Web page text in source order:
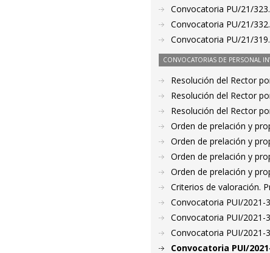
Convocatoria PU/21/
Convocatoria PU/21/
Convocatoria PU/21/
CONVOCATORIAS DE PERSONAL
Resolución del Rector
Resolución del Rector
Resolución del Rector
Orden de prelación y
Orden de prelación y
Orden de prelación y
Orden de prelación y
Criterios de valoración.
Convocatoria PUI/
Convocatoria PUI/
Convocatoria PUI/
Convocatoria PUI/